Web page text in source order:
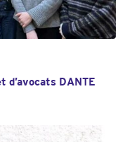
d’avocats DANTE